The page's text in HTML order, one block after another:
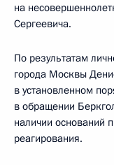
на
Сергеевича.
По результатам
города Москвы
в установленном
в обращении
наличии оснований
реагирования.